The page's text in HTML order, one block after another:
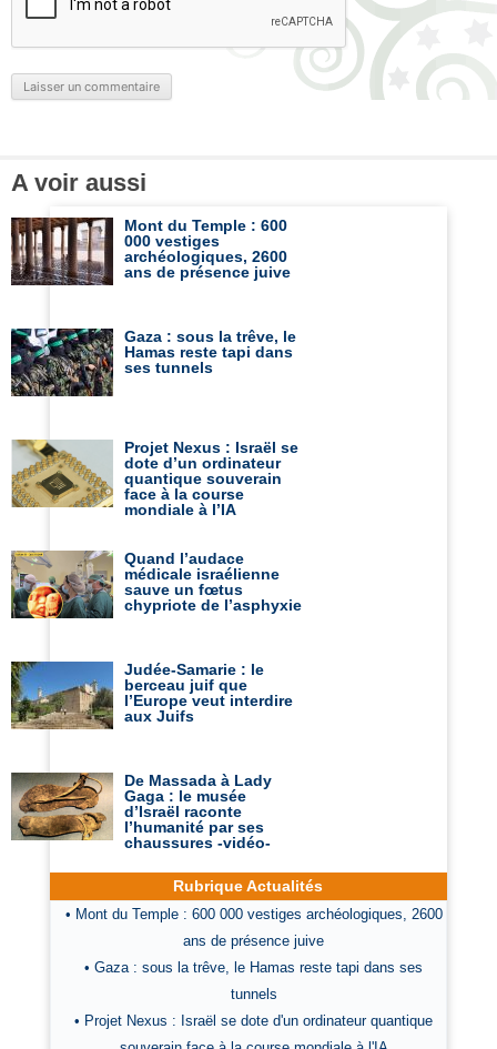
A voir aussi
Mont du Temple : 600
000 vestiges
archéologiques, 2600
ans de présence juive
Gaza : sous la trêve, le
Hamas reste tapi dans
ses tunnels
Projet Nexus : Israël se
dote d’un ordinateur
quantique souverain
face à la course
mondiale à l’IA
Quand l’audace
médicale israélienne
sauve un fœtus
chypriote de l’asphyxie
Judée-Samarie : le
berceau juif que
l’Europe veut interdire
aux Juifs
De Massada à Lady
Gaga : le musée
d’Israël raconte
l’humanité par ses
chaussures -vidéo-
Rubrique Actualités
• Mont du Temple : 600 000 vestiges archéologiques, 2600
ans de présence juive
• Gaza : sous la trêve, le Hamas reste tapi dans ses
tunnels
• Projet Nexus : Israël se dote d'un ordinateur quantique